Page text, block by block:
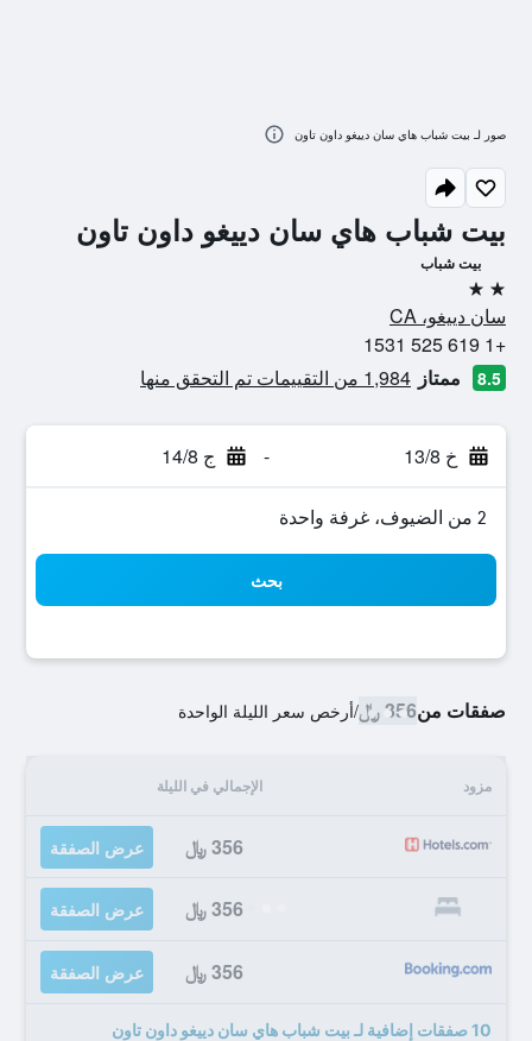
بيت شباب هاي سان دييغو داون تاون
بيت شباب
2 نجمتين
سان دييغو، CA
+1 619 525 1531
8.5 ممتاز 1,984 من التقييمات تم التحقق منها
خ 13/8 - ج 14/8
2 من الضيوف، غرفة واحدة
بحث
صفقات من356 ﷼ /أرخص سعر الليلة الواحدة
مزود الإجمالي في الليلة
356 ﷼ عرض الصفقة
356 ﷼ عرض الصفقة
356 ﷼ عرض الصفقة
10 صفقات إضافية لـ بيت شباب هاي سان دييغو داون تاون
صور لـ بيت شباب هاي سان دييغو داون تاون